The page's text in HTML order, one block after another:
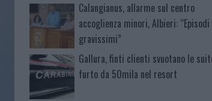
Calangianus, allarme sul centro
accoglienza minori, Albieri: “Episodi
gravissimi”
Gallura, finti clienti svuotano le
furto da 50mila nel resort